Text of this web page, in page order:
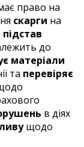
право на
скарги на
підстав
до
матеріали
та перевіряє
в діях
щодо